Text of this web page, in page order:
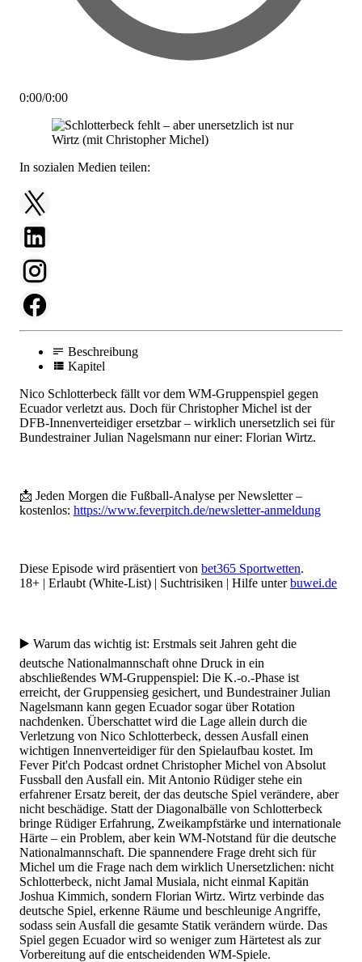
0:00/0:00
In sozialen Medien teilen:
Beschreibung
Kapitel
Nico Schlotterbeck fällt vor dem WM-Gruppenspiel gegen
Ecuador verletzt aus. Doch für Christopher Michel ist der
DFB-Innenverteidiger ersetzbar – wirklich unersetzlich sei für
Bundestrainer Julian Nagelsmann nur einer: Florian Wirtz.
📩 Jeden Morgen die Fußball-Analyse per Newsletter –
kostenlos: https://www.feverpitch.de/newsletter-anmeldung
Diese Episode wird präsentiert von bet365 Sportwetten.
18+ | Erlaubt (White-List) | Suchtrisiken | Hilfe unterbuwei.de
▶️ Warum das wichtig ist: Erstmals seit Jahren geht die
deutsche Nationalmannschaft ohne Druck in ein
abschließendes WM-Gruppenspiel: Die K.-o.-Phase ist
erreicht, der Gruppensieg gesichert, und Bundestrainer Julian
Nagelsmann kann gegen Ecuador sogar über Rotation
nachdenken. Überschattet wird die Lage allein durch die
Verletzung von Nico Schlotterbeck, dessen Ausfall einen
wichtigen Innenverteidiger für den Spielaufbau kostet. Im
Fever Pit'ch Podcast ordnet Christopher Michel von Absolut
Fussball den Ausfall ein. Mit Antonio Rüdiger stehe ein
erfahrener Ersatz bereit, der das deutsche Spiel verändere, aber
nicht beschädige. Statt der Diagonalbälle von Schlotterbeck
bringe Rüdiger Erfahrung, Zweikampfstärke und internationale
Härte – ein Problem, aber kein WM-Notstand für die deutsche
Nationalmannschaft. Die spannendere Frage dreht sich für
Michel um die Frage nach dem wirklich Unersetzlichen: nicht
Schlotterbeck, nicht Jamal Musiala, nicht einmal Kapitän
Joshua Kimmich, sondern Florian Wirtz. Wirtz verbinde das
deutsche Spiel, erkenne Räume und beschleunige Angriffe,
sodass sein Ausfall die gesamte Statik verändern würde. Das
Spiel gegen Ecuador wird so weniger zum Härtetest als zur
Vorbereitung auf die entscheidenden WM-Spiele.